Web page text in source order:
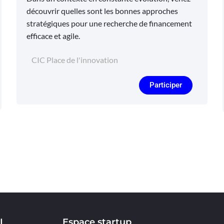
découvrir quelles sont les bonnes approches
stratégiques pour une recherche de financement
efficace et agile.
CIC Place de l'innovation
Participer
Espace startup